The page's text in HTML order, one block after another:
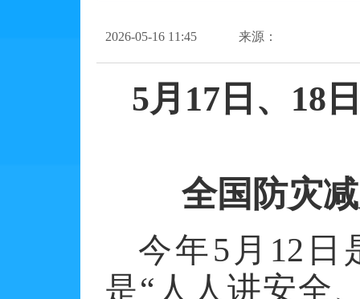
2026-05-16 11:45 来源：
5月17日、18
全国防灾
今年5 月 12 日
是“人人讲安全